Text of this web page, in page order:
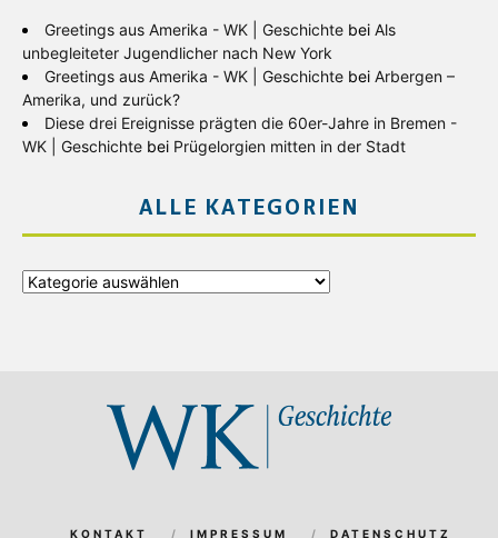
Greetings aus Amerika - WK | Geschichte bei Als
unbegleiteter Jugendlicher nach New York
Greetings aus Amerika - WK | Geschichte bei Arbergen –
Amerika, und zurück?
Diese drei Ereignisse prägten die 60er-Jahre in Bremen -
WK | Geschichte bei Prügelorgien mitten in der Stadt
ALLE KATEGORIEN
Alle
KONTAKT IMPRESSUM DATENSCHUTZ